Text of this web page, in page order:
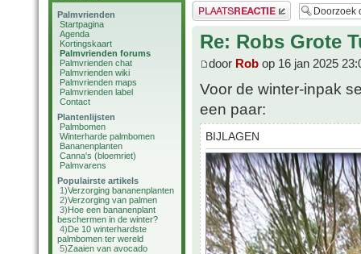
Palmvrienden
Startpagina
Agenda
Kortingskaart
Palmvrienden forums
Palmvrienden chat
Palmvrienden wiki
Palmvrienden maps
Palmvrienden label
Contact
Plantenlijsten
Palmbomen
Winterharde palmbomen
Bananenplanten
Canna's (bloemriet)
Palmvarens
Populairste artikels
1)Verzorging bananenplanten
2)Verzorging van palmen
3)Hoe een bananenplant
beschermen in de winter?
4)De 10 winterhardste
palmbomen ter wereld
5)Zaaien van avocado
Plaats een reactie
Re: Robs Grote
door Rob op 16 jan 2025
Voor de winter-inpak
een paar:
BIJLAGEN